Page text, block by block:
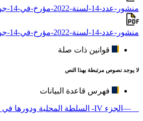
منشور-عدد-14-لسنة-2022-مؤرخ-في-14-جويلية-2022-1.docx
منشور-عدد-14-لسنة-2022-مؤرخ-في-14-جويلية-2022.pdf
قوانين ذات صلة
لا يوجد نصوص مرتبطة بهذا النص
فهرس قاعدة البيانات
—الجزء IV- السلطة المحلية ودورها في حوكمة قطاع الأمن